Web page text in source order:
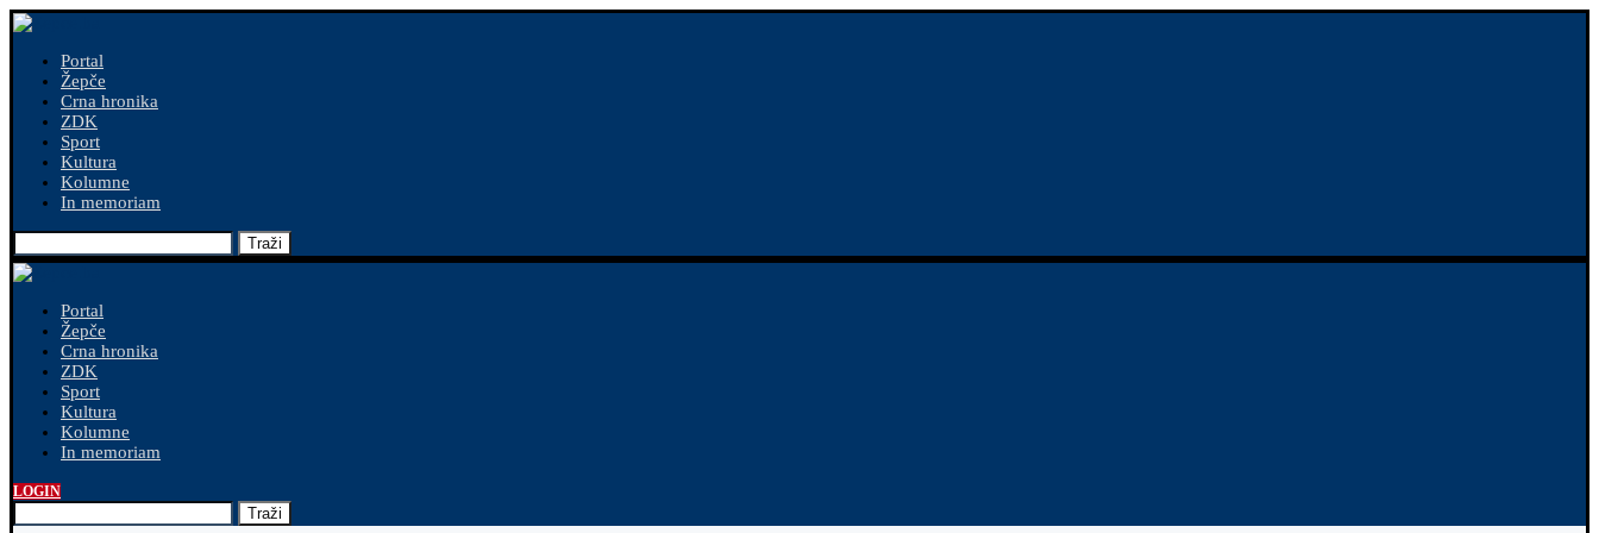
Portal
Žepče
Crna hronika
ZDK
Sport
Kultura
Kolumne
In memoriam
Traži
Portal
Žepče
Crna hronika
ZDK
Sport
Kultura
Kolumne
In memoriam
LOGIN
Traži